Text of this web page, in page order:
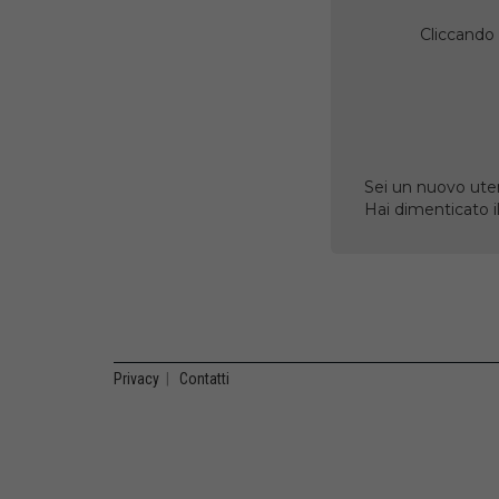
Sei un nuovo
Hai dimenticato
Privacy Contatti